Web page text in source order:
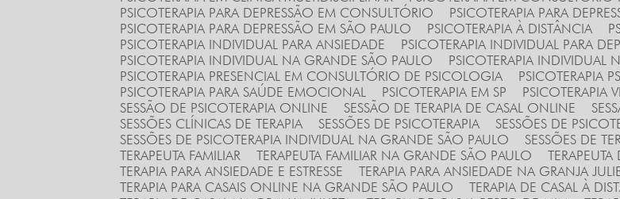
PSICOTERAPIA PARA DEPRESSÃO EM CONSULTÓRIO
PSICOTERAPIA PARA
PSICOTERAPIA PARA DEPRESSÃO EM SÃO PAULO
PSICOTERAPIA À DISTÂNCIA
PSICOTERAPIA INDIVIDUAL PARA ANSIEDADE
PSICOTERAPIA INDIVIDUAL PARA
PSICOTERAPIA INDIVIDUAL NA GRANDE SÃO PAULO
PSICOTERAPIA INDIVIDUAL
PSICOTERAPIA PRESENCIAL EM CONSULTÓRIO DE PSICOLOGIA
PSICOTERAPIA
PSICOTERAPIA PARA SAÚDE EMOCIONAL
PSICOTERAPIA EM SP
PSICOTERAPIA
SESSÃO DE PSICOTERAPIA ONLINE
SESSÃO DE TERAPIA DE CASAL ONLINE
SESSÕES CLÍNICAS DE TERAPIA
SESSÕES DE PSICOTERAPIA
SESSÕES DE
SESSÕES DE PSICOTERAPIA INDIVIDUAL NA GRANDE SÃO PAULO
SESSÕES DE
TERAPEUTA FAMILIAR
TERAPEUTA FAMILIAR NA GRANDE SÃO PAULO
TERAPIA PARA ANSIEDADE E ESTRESSE
TERAPIA PARA ANSIEDADE NA GRANJA
TERAPIA PARA CASAIS ONLINE NA GRANDE SÃO PAULO
TERAPIA DE CASAL À